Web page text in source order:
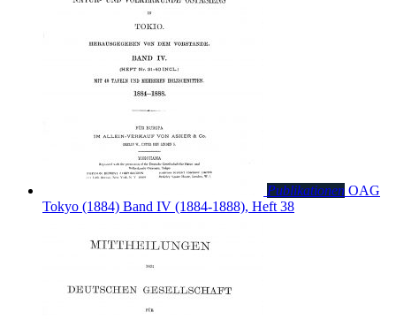
Publikationen OAG
Tokyo (1884) Band IV (1884-1888), Heft 38